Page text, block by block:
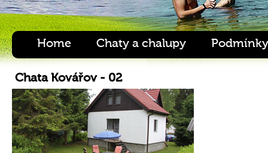
Home Chaty a chalupy
Chata Kovářov - 02